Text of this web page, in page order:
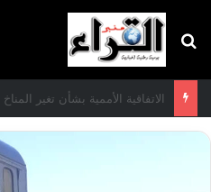
بحث عن